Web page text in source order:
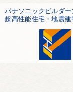
パナソニックビルダー
超高性能住宅・地震